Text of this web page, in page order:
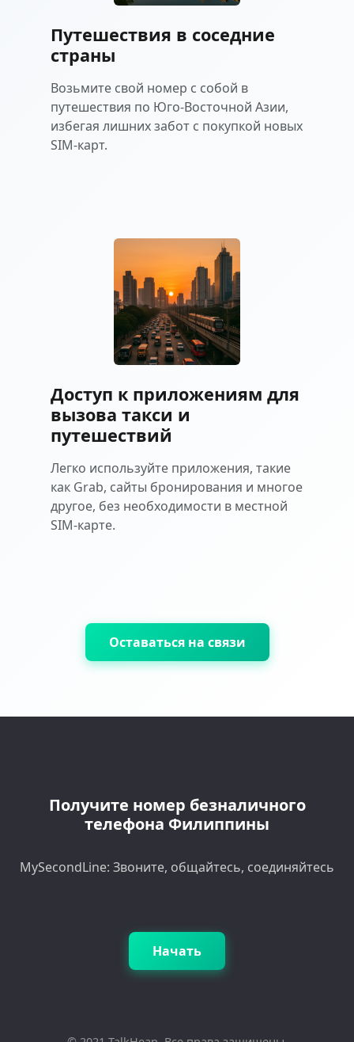
Путешествия в соседние
страны
Возьмите свой номер с собой в
путешествия по Юго-Восточной Азии,
избегая лишних забот с покупкой новых
SIM-карт.
Доступ к приложениям для
вызова такси и
путешествий
Легко используйте приложения, такие
как Grab, сайты бронирования и многое
другое, без необходимости в местной
SIM-карте.
Оставаться на связи
Получите номер безналичного
телефона Филиппины
MySecondLine: Звоните, общайтесь, соединяйтесь
Начать